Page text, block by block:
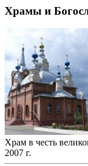
Храмы и
Храм в честь
2007 г.